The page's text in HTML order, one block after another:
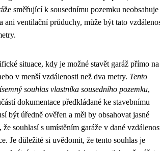
směřující k sousednímu pozemku neobsahuje
ani ventilační průduchy, může být tato
situace, kdy je možné stavět garáž přímo na
v menší vzdálenosti než dva metry. Tento
souhlas vlastníka sousedního pozemku,
dokumentace předkládané ke stavebnímu
být úředně ověřen a měl by obsahovat jasné
že souhlasí s umístěním garáže v dané
Je důležité si uvědomit, že tento souhlas je